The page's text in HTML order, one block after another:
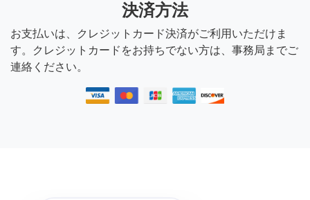
決済方法
お支払いは、クレジットカード決済がご利用いただけま
す。クレジットカードをお持ちでない方は、事務局までご
連絡ください。